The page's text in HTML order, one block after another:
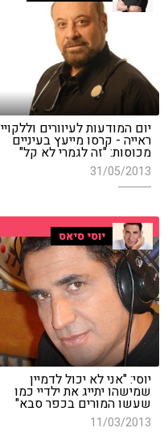
יום המודעות לעיוורים וללקויי
ראייה - קרסו מייעץ בעיניים
מכוסות: "זה לגמרי לא קל"
31/05/2013
יוסי סיאס
יוסי: "אני לא יכול לדמיין
שמישהו יתייג את ילדיי כמו
שעשו המורים בכפר סבא"
11/03/2013